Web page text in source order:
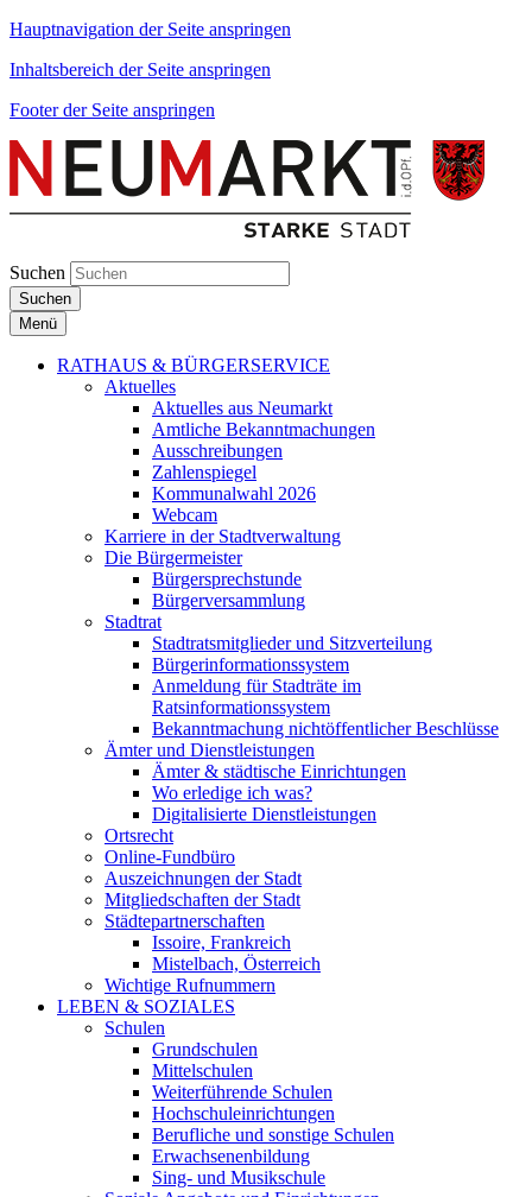
Hauptnavigation der Seite anspringen
Inhaltsbereich der Seite anspringen
Footer der Seite anspringen
Suchen
Suchen
Menü
RATHAUS & BÜRGERSERVICE
Aktuelles
Aktuelles aus Neumarkt
Amtliche Bekanntmachungen
Ausschreibungen
Zahlenspiegel
Kommunalwahl 2026
Webcam
Karriere in der Stadtverwaltung
Die Bürgermeister
Bürgersprechstunde
Bürgerversammlung
Stadtrat
Stadtratsmitglieder und Sitzverteilung
Bürgerinformationssystem
Anmeldung für Stadträte im
Ratsinformationssystem
Bekanntmachung nichtöffentlicher Beschlüsse
Ämter und Dienstleistungen
Ämter & städtische Einrichtungen
Wo erledige ich was?
Digitalisierte Dienstleistungen
Ortsrecht
Online-Fundbüro
Auszeichnungen der Stadt
Mitgliedschaften der Stadt
Städtepartnerschaften
Issoire, Frankreich
Mistelbach, Österreich
Wichtige Rufnummern
LEBEN & SOZIALES
Schulen
Grundschulen
Mittelschulen
Weiterführende Schulen
Hochschuleinrichtungen
Berufliche und sonstige Schulen
Erwachsenenbildung
Sing- und Musikschule